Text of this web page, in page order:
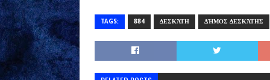
TAGS: 884 ΔΕΣΚΆΤΗ ΔΉΜΟΣ ΔΕΣΚΆΤΗΣ